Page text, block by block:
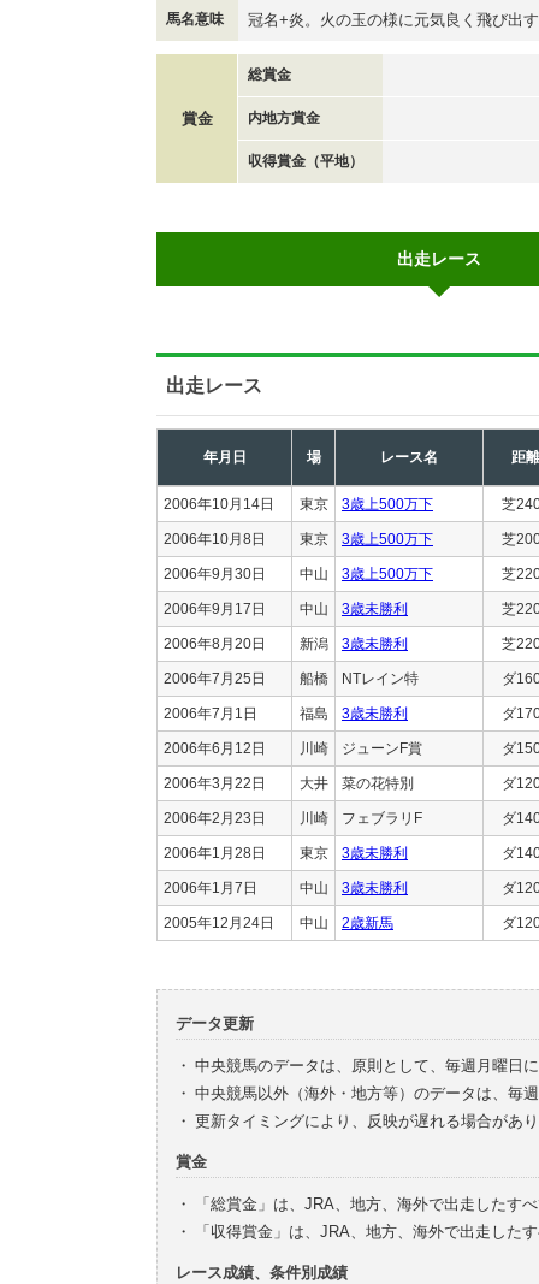
馬名意味 冠名+炎。火の玉の様に元気良く飛び出
賞金
総賞金
内地方賞金
収得賞金（平地）
出走レース
出走レース
年月日 場 レース名 距離
2006年10月14日 東京 3歳上500万下 芝
2006年10月8日 東京 3歳上500万下 芝
2006年9月30日 中山 3歳上500万下 芝
2006年9月17日 中山 3歳未勝利 芝
2006年8月20日 新潟 3歳未勝利 芝
2006年7月25日 船橋 NTレイン特 ダ
2006年7月1日 福島 3歳未勝利 ダ
2006年6月12日 川崎 ジューンF賞 ダ
2006年3月22日 大井 菜の花特別 ダ
2006年2月23日 川崎 フェブラリF ダ
2006年1月28日 東京 3歳未勝利 ダ
2006年1月7日 中山 3歳未勝利 ダ
2005年12月24日 中山 2歳新馬 ダ
データ更新
・ 中央競馬のデータは、原則として、毎週月曜日
・ 中央競馬以外（海外・地方等）のデータは、毎
・ 更新タイミングにより、反映が遅れる場合があ
賞金
・
「総賞金」は、JRA、地方、海外で出走したす
・
「収得賞金」は、JRA、地方、海外で出走した
レース成績、条件別成績